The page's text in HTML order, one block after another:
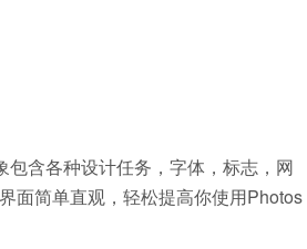
含各种设计任务，字体，标志，网
面简单直观，轻松提高你使用Photos